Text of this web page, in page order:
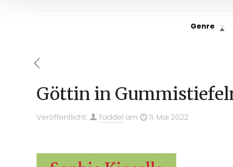
Genre
Göttin in
Veröffentlicht: Taddel am 11. Mai 2022